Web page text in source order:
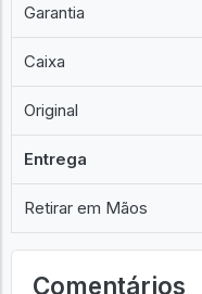
Garantia
Caixa
Original
Entrega
Retirar em Mãos
Comentários